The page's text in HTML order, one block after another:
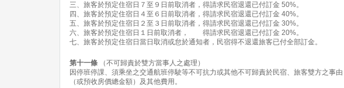
三、旅客於預定住宿日７至９日前取消者，得請求民宿退還已付訂金 50%。
四、旅客於預定住宿日４至６日前取消者，得請求民宿退還已付訂金 40%。
五、旅客於預定住宿日２至３日前取消者，得請求民宿退還已付訂金 30%。
六、旅客於預定住宿日１日前取消者， 得請求民宿退還已付訂金 20%。
七、旅客於預定住宿日當日取消或怠於通知者，民宿得不退還旅客已付全部訂金。
第十一條 （不可歸責於雙方當事人之處理）
因停班停課、須乘坐之交通航班停駛等不可抗力或其他不可歸責於民宿、旅客雙方之事
（或預收房價總金額）及其他費用。